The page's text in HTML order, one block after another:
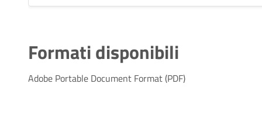
Formati disponibili
Adobe Portable Document Format (PDF)